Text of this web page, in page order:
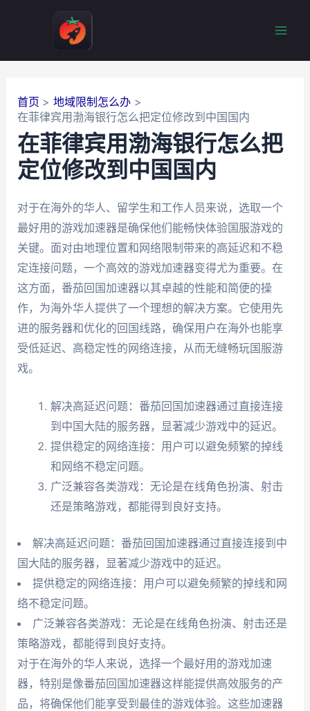
首页
地域限制怎么办
在菲律宾用渤海银行怎么把定位修改到中国国内
在菲律宾用渤海银行怎么把
定位修改到中国国内
对于在海外的华人、留学生和工作人员来说，选取一个
最好用的游戏加速器是确保他们能畅快体验国服游戏的
关键。面对由地理位置和网络限制带来的高延迟和不稳
定连接问题，一个高效的游戏加速器变得尤为重要。在
这方面，番茄回国加速器以其卓越的性能和简便的操
作，为海外华人提供了一个理想的解决方案。它使用先
进的服务器和优化的回国线路，确保用户在海外也能享
受低延迟、高稳定性的网络连接，从而无缝畅玩国服游
戏。
解决高延迟问题：番茄回国加速器通过直接连接
到中国大陆的服务器，显著减少游戏中的延迟。
提供稳定的网络连接：用户可以避免频繁的掉线
和网络不稳定问题。
广泛兼容各类游戏：无论是在线角色扮演、射击
还是策略游戏，都能得到良好支持。
解决高延迟问题：番茄回国加速器通过直接连接到中
国大陆的服务器，显著减少游戏中的延迟。
提供稳定的网络连接：用户可以避免频繁的掉线和网
络不稳定问题。
广泛兼容各类游戏：无论是在线角色扮演、射击还是
策略游戏，都能得到良好支持。
对于在海外的华人来说，选择一个最好用的游戏加速
器，特别是像番茄回国加速器这样能提供高效服务的产
品，将确保他们能享受到最佳的游戏体验。这些加速器